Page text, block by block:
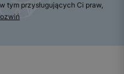
tym przysługujących Ci praw,